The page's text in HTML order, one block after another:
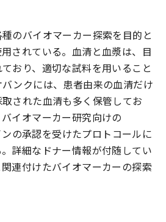
のバイオマーカー探索を目的と
されている。血清と血漿は、目
おり、適切な試料を用いること
ンクには、患者由来の血清だけ
された血清も多く保管してお
イオマーカー研究向けの
の承認を受けたプロトコールに
詳細なドナー情報が付随してい
連付けたバイオマーカーの探索